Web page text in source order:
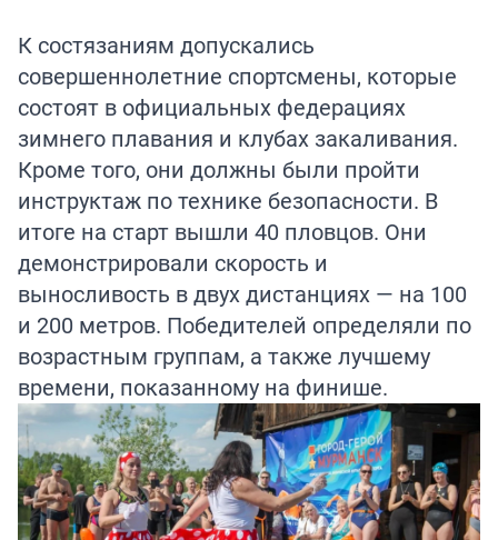
К состязаниям допускались
совершеннолетние спортсмены, которые
состоят в официальных федерациях
зимнего плавания и клубах закаливания.
Кроме того, они должны были пройти
инструктаж по технике безопасности. В
итоге на старт вышли 40 пловцов. Они
демонстрировали скорость и
выносливость в двух дистанциях — на 100
и 200 метров. Победителей определяли по
возрастным группам, а также лучшему
времени, показанному на финише.